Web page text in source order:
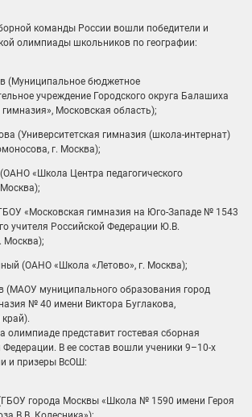
команды России вошли победители и
олимпиады школьников по географии:
(Муниципальное бюджетное
учреждение Городского округа Балашиха
Московская область);
(Университетская гимназия (школа-интернат)
г. Москва);
«Школа Центра педагогического
«Московская гимназия на Юго-Западе № 1543
учителя Российской Федерации Ю.В.
Москва);
(ОАНО «Школа «Летово», г. Москва);
(МАОУ муниципального образования город
№ 40 имени Виктора Буглакова,
олимпиаде представит гостевая сборная
В ее состав вошли ученики 9–10-х
и призеры ВсОШ:
города Москвы «Школа № 1590 имени Героя